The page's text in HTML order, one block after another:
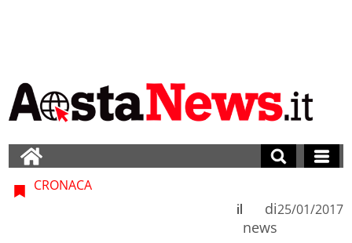
CRONACA
di
news
il 25/01/2017